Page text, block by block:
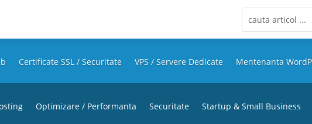
Certificate SSL / Securitate VPS / Servere Dedicate Mentenanta
Optimizare / Performanta Securitate Startup & Small Business